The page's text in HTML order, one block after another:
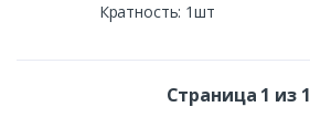
Кратность: 1шт
Страница 1 из 1